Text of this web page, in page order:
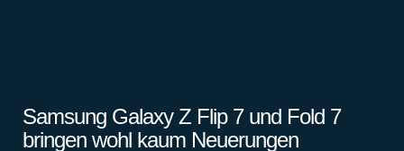
Samsung Galaxy Z Flip 7 und Fold 7
bringen wohl kaum Neuerungen